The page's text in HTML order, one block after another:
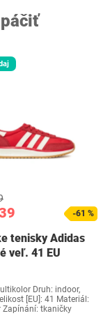
-61 %
tenisky Adidas
veľ. 41 EU
Druh: indoor,
[EU]: 41 Materiál:
Zapínání: tkaničky